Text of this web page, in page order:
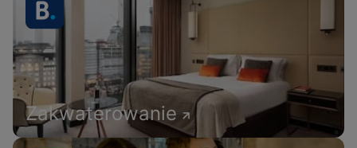
Zakwaterowanie